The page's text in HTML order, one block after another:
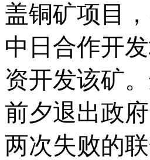
盖铜矿项目
中日合作开
资开发该矿
前夕退出政
两次失败的